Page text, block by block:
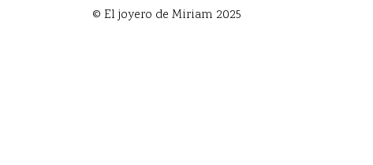
© El joyero de Miriam 2025